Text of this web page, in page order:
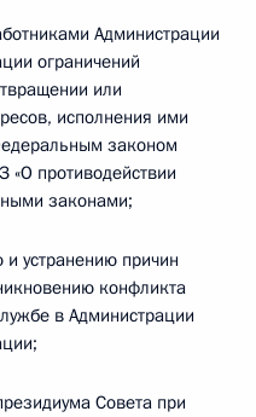
Администрации
ограничений
или
исполнения ими
законом
противодействии
законами;
устранению причин
конфликта
в Администрации
Совета при